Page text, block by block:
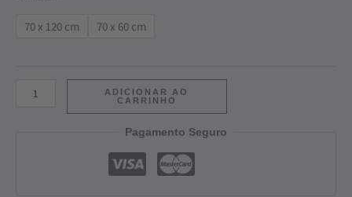
70 x 120 cm 70 x 60 cm
ADICIONAR AO
CARRINHO
Pagamento Seguro